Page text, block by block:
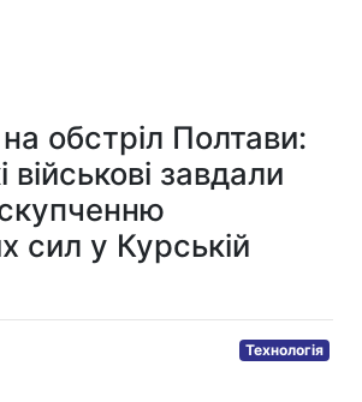
на обстріл Полтави:
військові завдали
сил у Курській
Технологія